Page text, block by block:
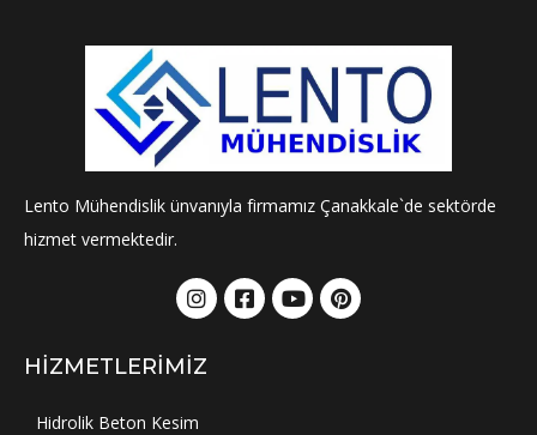
Lento Mühendislik ünvanıyla firmamız Çanakkale`de sektörde
hizmet vermektedir.
HIZMETLERIMIZ
Hidrolik Beton Kesim